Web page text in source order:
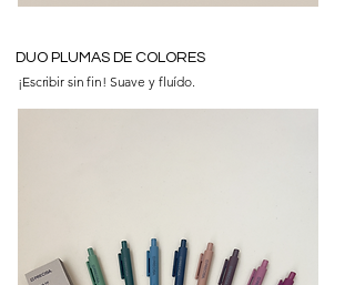
DUO PLUMAS DE COLORES
¡Escribir sin fin! Suave y fluído.